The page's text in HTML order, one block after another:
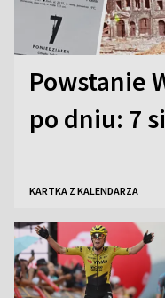
Powstanie
po dniu: 7
KARTKA Z KALENDARZA